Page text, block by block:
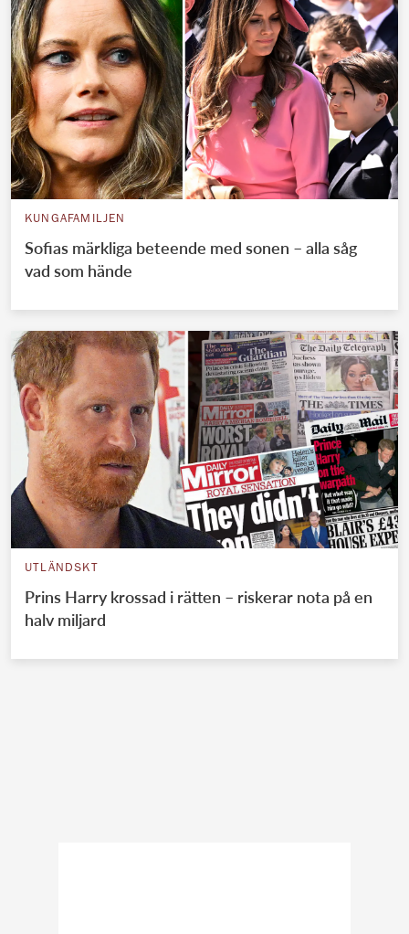
KUNGAFAMILJEN
Sofias märkliga beteende med sonen – alla såg
vad som hände
UTLÄNDSKT
Prins Harry krossad i rätten – riskerar nota på en
halv miljard